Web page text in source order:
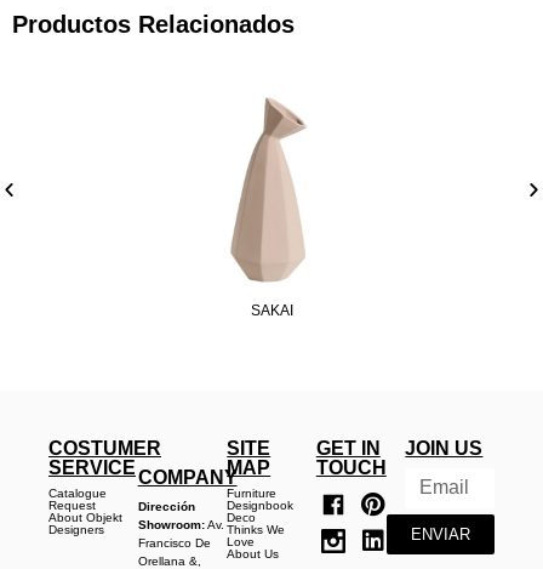
Productos Relacionados
SAKAI
COSTUMER
SERVICE
Catalogue
Request
About Objekt
Designers
COMPANY
Dirección
Showroom:Av.
Francisco De
Orellana &,
SITE
MAP
Furniture
Designbook
Deco
Thinks We
Love
About Us
GET IN
TOUCH
JOIN US
ENVIAR